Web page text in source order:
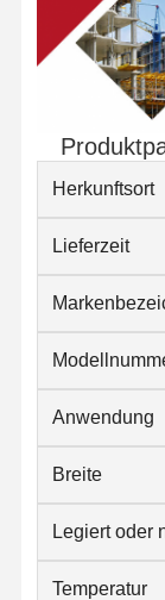
Startseite
Geschweißte
Herkunftsort
Lieferzeit
Anwendung
Breite
Legiert oder
Temperatur